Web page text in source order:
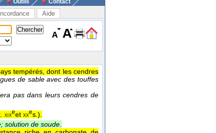
Outils Contact
Aide
tempérés, dont les cendres
de sable avec des touffes
pas dans leurs cendres de
xixeet xxes. ).
solution de soude